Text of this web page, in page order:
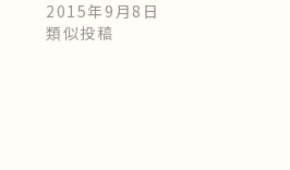
2015年9月8日
類似投稿